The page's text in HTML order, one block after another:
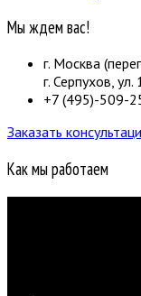
Мы ждем вас!
г. Москва
г. Серпухов,
+7 (495)-509-
Заказать
Как мы работаем